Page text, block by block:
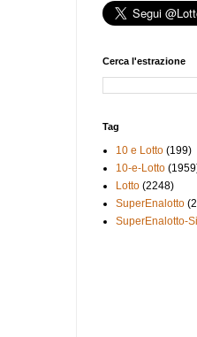
Cerca l'estrazione
Tag
10 e Lotto (199)
10-e-Lotto
Lotto (2248)
SuperEnalotto
SuperEnalotto-